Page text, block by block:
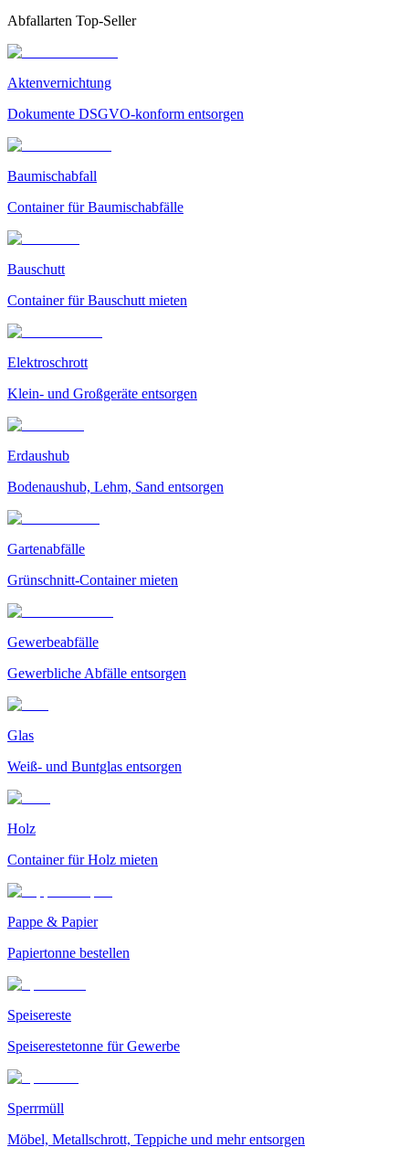
Abfallarten Top-Seller
Aktenvernichtung
Dokumente DSGVO-konform entsorgen
Baumischabfall
Container für Baumischabfälle
Bauschutt
Container für Bauschutt mieten
Elektroschrott
Klein- und Großgeräte entsorgen
Erdaushub
Bodenaushub, Lehm, Sand entsorgen
Gartenabfälle
Grünschnitt-Container mieten
Gewerbeabfälle
Gewerbliche Abfälle entsorgen
Glas
Weiß- und Buntglas entsorgen
Holz
Container für Holz mieten
Pappe & Papier
Papiertonne bestellen
Speisereste
Speiserestetonne für Gewerbe
Sperrmüll
Möbel, Metallschrott, Teppiche und mehr entsorgen